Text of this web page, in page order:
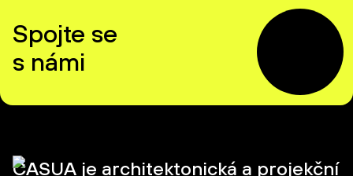
Spojte se
s námi
CASUA je architektonická a projekční